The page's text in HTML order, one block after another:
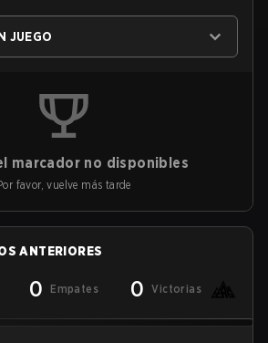
JUEGO
marcador no disponibles
favor, vuelve más tarde
ANTERIORES
0 Empates 0 Victorias